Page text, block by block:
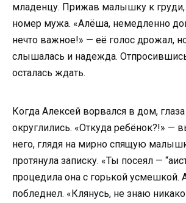
младенцу. Прижав малышку к груди,
номер мужа. «Алёша, немедленно
нечто важное!» — её голос дрожал,
слышалась и надежда.
осталась ждать.
Когда Алексей ворвался в дом, глаза
округлились. «Откуда ребёнок?!» —
него, глядя на мирно спящую
протянула записку. «Ты посеял —
процедила она с горькой усмешкой.
побледнел. «Клянусь, не знаю